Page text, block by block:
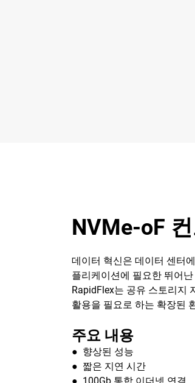
NVMe-oF
데이터 혁신은 데이터 센터
플리케이션에 필요한 뛰어
RapidFlex는 공유 스토리지
활용을 필요로 하는 확장된
주요 내용
● 향상된 성능
● 짧은 지연 시간